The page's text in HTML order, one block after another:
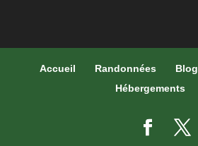
Accueil Randonnées Blog
Hébergements